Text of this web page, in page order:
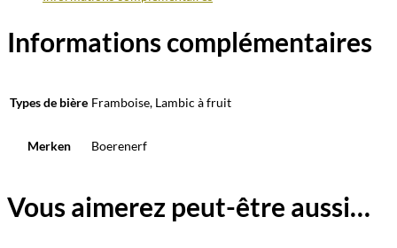
Informations complémentaires
Types de bière Framboise, Lambic à fruit
Merken Boerenerf
Vous aimerez peut-être aussi…